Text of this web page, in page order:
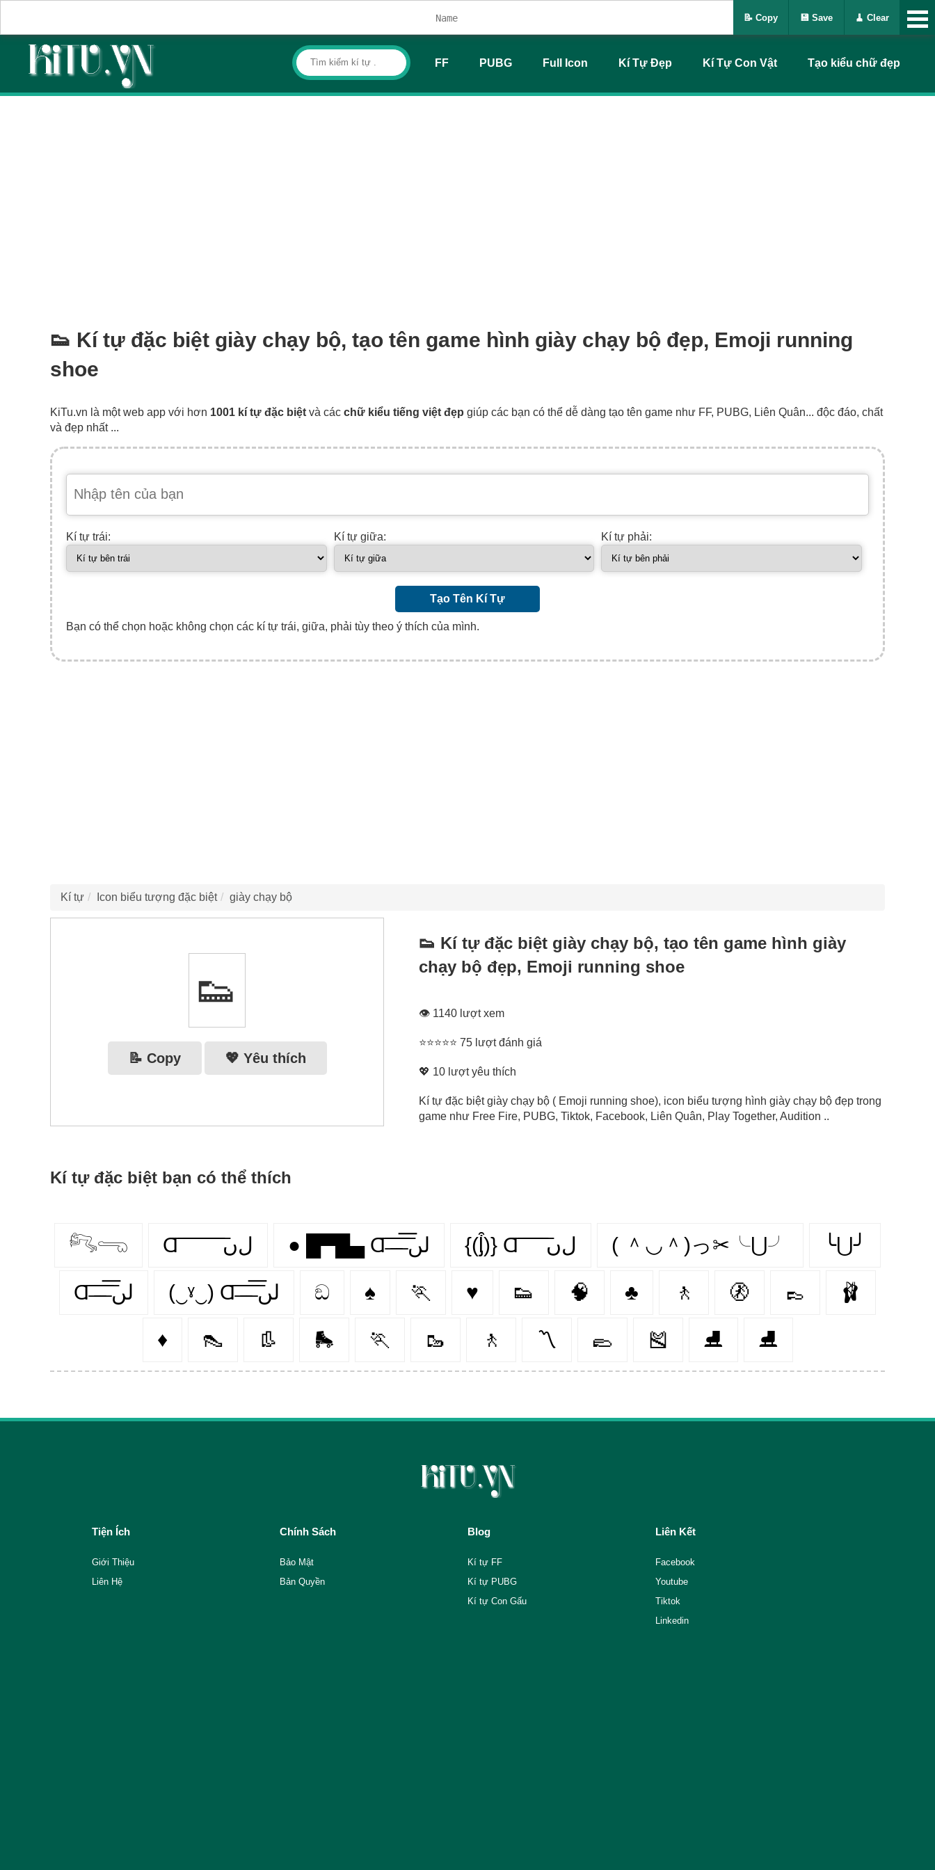
FF PUBG Full Icon Kí Tự Đẹp Kí Tự Con Vật Tạo kiểu chữ đẹp
👟 Kí tự đặc biệt giày chạy bộ, tạo tên game hình giày chạy bộ đẹp, Emoji running
shoe
KiTu.vn là một web app với hơn 1001 kí tự đặc biệt và các chữ kiểu tiếng việt đẹp giúp các bạn có thể dễ dàng tạo tên game như FF, PUBG, Liên Quân... độc đáo, chất
và đẹp nhất ...
Kí tự trái: Kí tự giữa: Kí tự phải:
Tạo Tên Kí Tự
Bạn có thể chọn hoặc không chọn các kí tự trái, giữa, phải tùy theo ý thích của mình.
Kí tự Icon biểu tượng đặc biệt giày chạy bộ
👟
📝 Copy 💖 Yêu thích
👟 Kí tự đặc biệt giày chạy bộ, tạo tên game hình giày
chạy bộ đẹp, Emoji running shoe
👁 1140 lượt xem
⭐⭐⭐⭐⭐ 75 lượt đánh giá
💖 10 lượt yêu thích
Kí tự đặc biệt giày chạy bộ ( Emoji running shoe), icon biểu tượng hình giày chạy bộ đẹp trong
game như Free Fire, PUBG, Tiktok, Facebook, Liên Quân, Play Together, Audition ..
Kí tự đặc biệt bạn có thể thích
𓀐𓂸 Ɑ͞ ͞ ͞ ͞ ͞ ͞ ͞ ͞ لﮞ ● █▀█▄ Ɑ͞ ̶͞ ̶͞ ̶͞ لں͞ {(ᶅ͒)} Ɑ͞ ͞ ͞ ͞ ͞ ﻝﮞ ( ＾◡＾)っ✂╰⋃╯ ╰⋃╯
Ɑ͞ ̶͞ ̶͞ ̶͞ لں͞ (‿ˠ‿) Ɑ͞ ̶͞ ̶͞ ̶͞ لں͞ ඞ ♠ 🏃 ♥ 👟 🧠 ♣ 🚶 🚷 👞 🩰
♦ 👠 👢 🛼 🏃‍ 🥾 🚶‍ 〽 🥿 🎽 ⛸️ ⛸
Tiện Ích
Giới Thiệu
Liên Hệ
Chính Sách
Bảo Mật
Bản Quyền
Blog
Kí tự FF
Kí tự PUBG
Kí tự Con Gấu
Liên Kết
Facebook
Youtube
Tiktok
Linkedin
📝 Copy 💾 Save 🧹 Clear